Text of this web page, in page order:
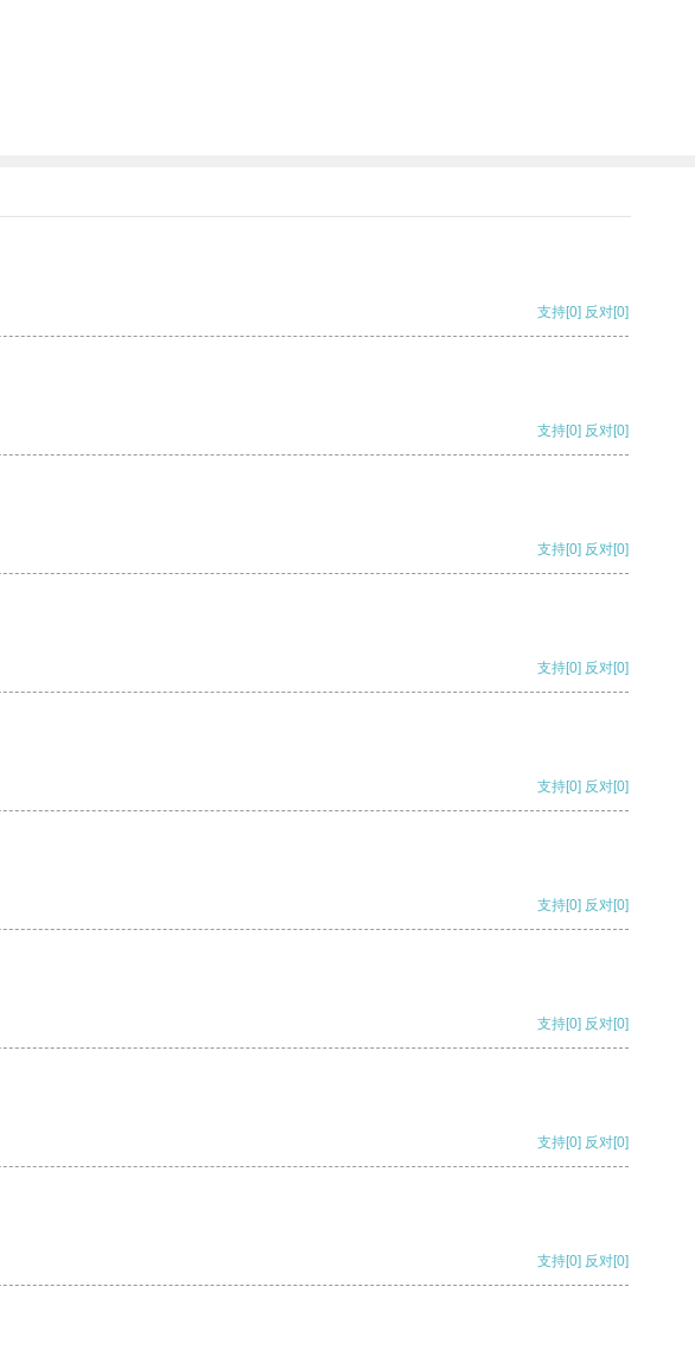
支持[0] 反对[0]
支持[0] 反对[0]
支持[0] 反对[0]
支持[0] 反对[0]
支持[0] 反对[0]
支持[0] 反对[0]
支持[0] 反对[0]
支持[0] 反对[0]
支持[0] 反对[0]